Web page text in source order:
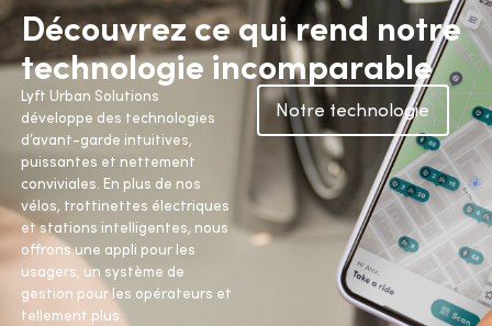
Découvrez ce qui rend notre
technologie incomparable
Lyft Urban Solutions
développe des technologies
d’avant-garde intuitives,
puissantes et nettement
conviviales. En plus de nos
vélos, trottinettes électriques
et stations intelligentes, nous
offrons une appli pour les
usagers, un système de
gestion pour les opérateurs et
tellement plus.
Notre technologie